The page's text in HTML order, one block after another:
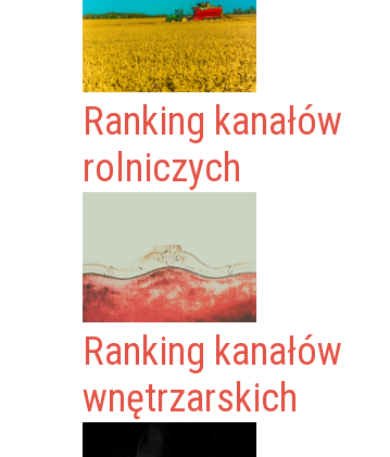
Ranking kanałów
rolniczych
Ranking kanałów
wnętrzarskich